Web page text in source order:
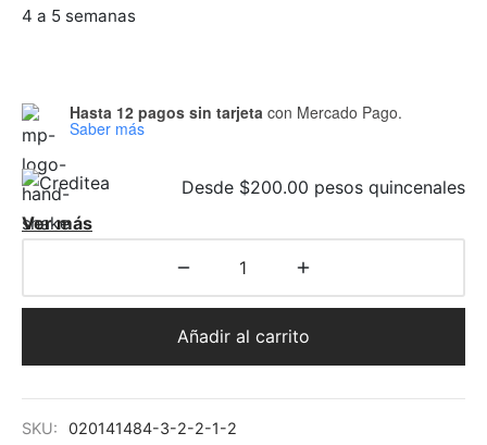
4 a 5 semanas
Hasta 12 pagos sin tarjeta con Mercado Pago.
Saber más
Desde $200.00 pesos quincenales
Ver más
Añadir al carrito
SKU:
020141484-3-2-2-1-2
ocasional
Cama